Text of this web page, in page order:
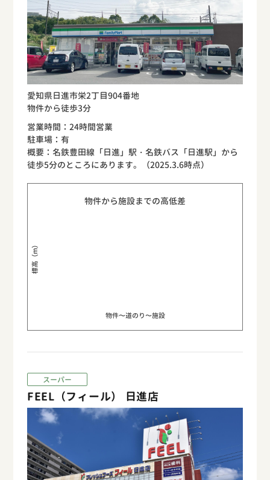
愛知県日進市栄2丁目904番地
物件から徒歩3分
営業時間：24時間営業
駐車場：有
概要：名鉄豊田線「日進」駅・名鉄バス「日進駅」から
徒歩5分のところにあります。（2025.3.6時点）
物件から施設までの高低差
標高（m）
物件〜道のり〜施設
スーパー
FEEL（フィール） 日進店